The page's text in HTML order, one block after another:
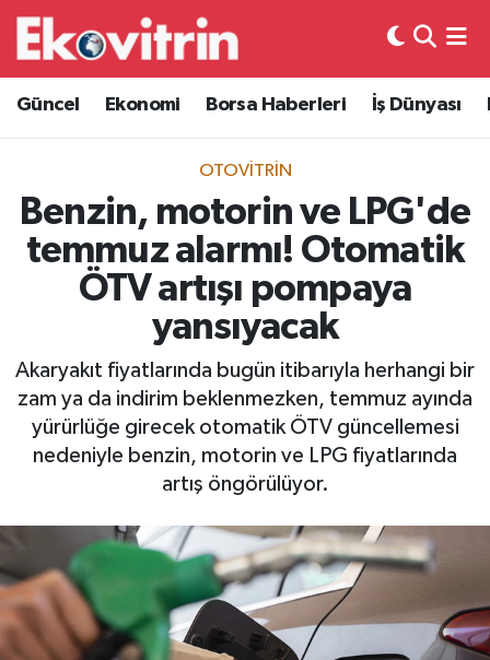
Güncel Ekonomi Borsa Haberleri İş Dünyası
OTOVITRIN
Benzin, motorin ve LPG'de
temmuz alarmı! Otomatik
ÖTV artışı pompaya
yansıyacak
Akaryakıt fiyatlarında bugün itibarıyla herhangi bir
zam ya da indirim beklenmezken, temmuz ayında
yürürlüğe girecek otomatik ÖTV güncellemesi
nedeniyle benzin, motorin ve LPG fiyatlarında
artış öngörülüyor.
Güncel
Ekonomi
Borsa Haberleri
İş Dünyası
Lojistik
Otovitrin
Asayiş
Magazin
Gayrimenkul
Spor
Eğitim
Hava Durumu
Trafik Durumu
Süper Lig Puan Durumu ve Fikstür
Tüm Manşetler
Son Dakika Haberleri
Haber Arşivi